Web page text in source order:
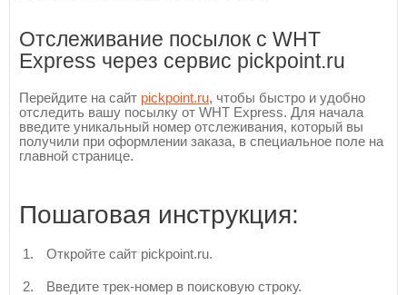
Отслеживание посылок с WHT
Express через сервис pickpoint.ru
Перейдите на сайт pickpoint.ru, чтобы быстро и удобно
отследить вашу посылку от WHT Express. Для начала
введите уникальный номер отслеживания, который вы
получили при оформлении заказа, в специальное поле на
главной странице.
Пошаговая инструкция:
Откройте сайт pickpoint.ru.
Введите трек-номер в поисковую строку.